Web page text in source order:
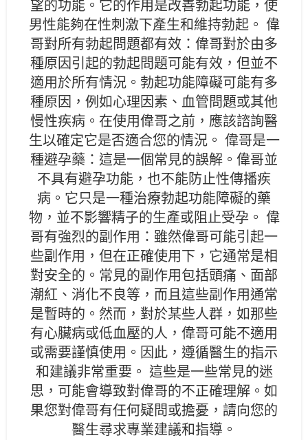
望的功能。它的作用是改善勃起功能，使
男性能夠在性刺激下產生和維持勃起。 偉
哥對所有勃起問題都有效：偉哥對於由多
種原因引起的勃起問題可能有效，但並不
適用於所有情況。勃起功能障礙可能有多
種原因，例如心理因素、血管問題或其他
慢性疾病。在使用偉哥之前，應該諮詢醫
生以確定它是否適合您的情況。 偉哥是一
種避孕藥：這是一個常見的誤解。偉哥並
不具有避孕功能，也不能防止性傳播疾
病。它只是一種治療勃起功能障礙的藥
物，並不影響精子的生產或阻止受孕。 偉
哥有強烈的副作用：雖然偉哥可能引起一
些副作用，但在正確使用下，它通常是相
對安全的。常見的副作用包括頭痛、面部
潮紅、消化不良等，而且這些副作用通常
是暫時的。然而，對於某些人群，如那些
有心臟病或低血壓的人，偉哥可能不適用
或需要謹慎使用。因此，遵循醫生的指示
和建議非常重要。 這些是一些常見的迷
思，可能會導致對偉哥的不正確理解。如
果您對偉哥有任何疑問或擔憂，請向您的
醫生尋求專業建議和指導。